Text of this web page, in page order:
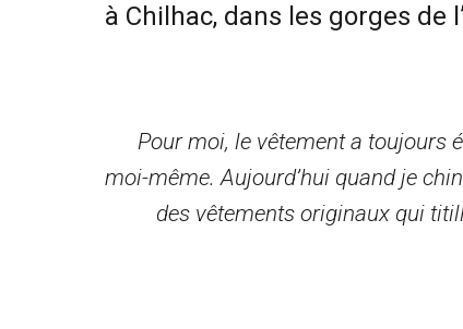
à Chilhac, dans les gorges de
Pour moi, le vêtement a toujours
moi-même. Aujourd’hui quand je
des vêtements originaux qui